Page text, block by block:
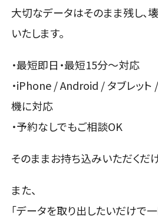
大切なデータはそのまま残し、
いたします。
・最短即日・最短15分〜対応
・iPhone / Android / タブレッ
機に対応
・予約なしでもご相談OK
そのままお持ち込みいただくだ
また、
「データを取り出したいだけで